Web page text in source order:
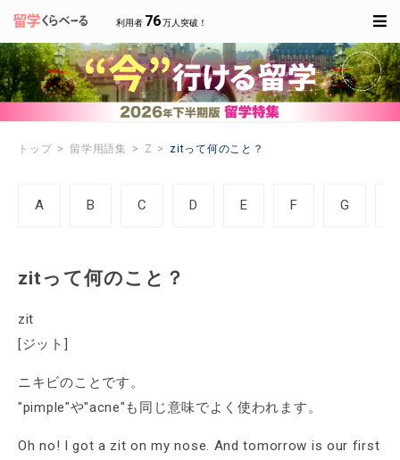
利用者 76万人突破！
トップ 留学用語集 Z zitって何のこと？
A B C D E F G
zitって何のこと？
zit
[ジット]
ニキビのことです。
"pimple"や"acne"も同じ意味でよく使われます。
Oh no! I got a zit on my nose. And tomorrow is our first